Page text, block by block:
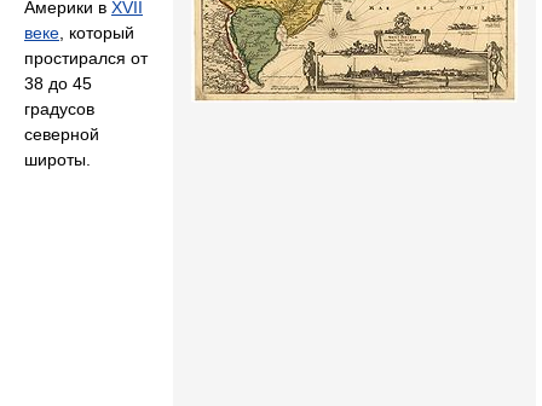
Америки в XVII
веке , который
простирался от
38 до 45
градусов
северной
широты.